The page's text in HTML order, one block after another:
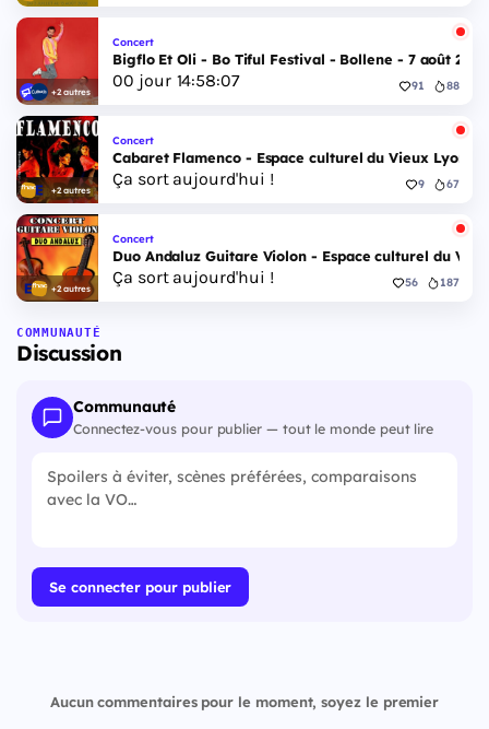
+2 autres
Concert
Bigflo Et Oli - Bo Tiful Festival - Bollene - 7 août 2026
00 jour 14:58:06 91 88
+2 autres
Concert
Cabaret Flamenco - Espace culturel du Vieux Lyon -
Ça sort aujourd'hui ! 9 67
+2 autres
Concert
Duo Andaluz Guitare Violon - Espace culturel du
Ça sort aujourd'hui ! 56 187
COMMUNAUTÉ
Discussion
Communauté
Connectez-vous pour publier — tout le monde peut lire
Se connecter pour publier
Aucun commentaires pour le moment, soyez le premier